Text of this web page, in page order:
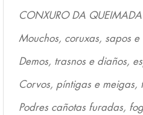
CONXURO DA QUEIMADA
Mouchos, coruxas, sapos
Demos, trasnos e diaños,
Corvos, píntigas e meigas,
Podres cañotas furadas,